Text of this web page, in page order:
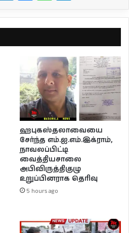
ஹபுகஸ்தலாவையை
சேர்ந்த எம்.ஐ.எம்.இக்ராம்,
நாவலப்பிட்டி
வைத்தியசாலை
அபிவிருத்திகுழு
உறுப்பினராக தெரிவு
5 hours ago